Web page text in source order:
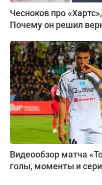
Чесноков про
Почему он решил
Видеообзор матча
голы, моменты и